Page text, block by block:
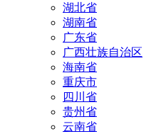
湖北省
湖南省
广东省
广西壮族自治区
海南省
重庆市
四川省
贵州省
云南省